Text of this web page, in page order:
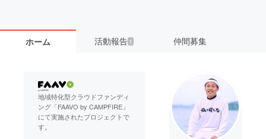
ホーム 活動報告 1 仲間募集
地域特化型クラウドファンディ
ング「FAAVO by CAMPFIRE」
にて実施されたプロジェクトで
す。